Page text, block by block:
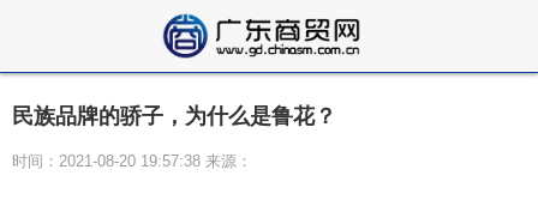
民族品牌的骄子，为什么是鲁花？
时间：2021-08-20 19:57:38 来源：